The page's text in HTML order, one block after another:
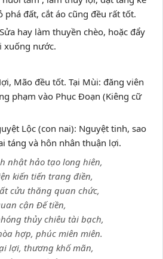
phá đất, cắt áo cũng đều rất tốt.
hay làm thuyền chèo, hoặc đẩy
xuống nước.
Mão đều tốt. Tại Mùi: đăng viên
phạm vào Phục Đoạn (Kiêng cữ
Lộc (con nai): Nguyệt tinh, sao
táng và hôn nhân thuận lợi.
nhật hảo tạo long hiên,
kiến tiến trang điền,
cửu thăng quan chức,
cận Đế tiền,
thủy chiêu tài bạch,
hợp, phúc miên miên.
lợi, thương khố mãn,